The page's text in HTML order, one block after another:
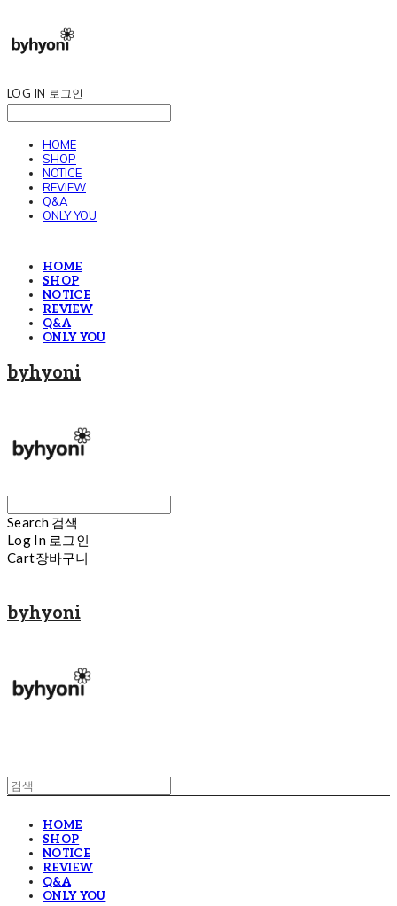
LOG IN 로그인
HOME
SHOP
NOTICE
REVIEW
Q&A
ONLY YOU
HOME
SHOP
NOTICE
REVIEW
Q&A
ONLY YOU
byhyoni
Search 검색
Log In 로그인
Cart장바구니
byhyoni
HOME
SHOP
NOTICE
REVIEW
Q&A
ONLY YOU